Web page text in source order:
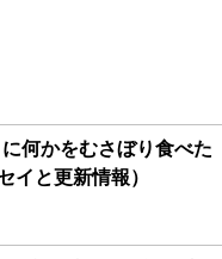
何かをむさぼり食べた
イと更新情報）